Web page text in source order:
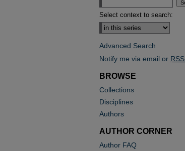
Select context to search:
Advanced Search
Notify me via email or RSS
BROWSE
Collections
Disciplines
Authors
AUTHOR CORNER
Author FAQ